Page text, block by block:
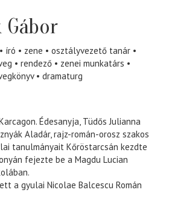
Gábor
író zene
osztályvezető tanár
rendező
zenei munkatárs
dramaturg
Édesanyja, Tüdős Julianna
Aladár, rajz-román-orosz szakos
tanulmányait Kőröstarcsán kezdte
fejezte be a Magdu Lucian
a gyulai Nicolae Balcescu Román